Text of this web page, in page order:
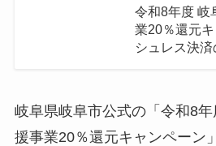
令和8年度 岐
業20％還元
シュレス決
岐阜県岐阜市公式の「令和8
援事業20％還元キャンペーン